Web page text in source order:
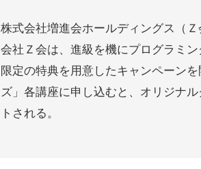
株式会社増進会ホールディングス（
会社Ｚ会は、進級を機にプログラミ
限定の特典を用意したキャンペーン
ズ」各講座に申し込むと、オリジナ
トされる。